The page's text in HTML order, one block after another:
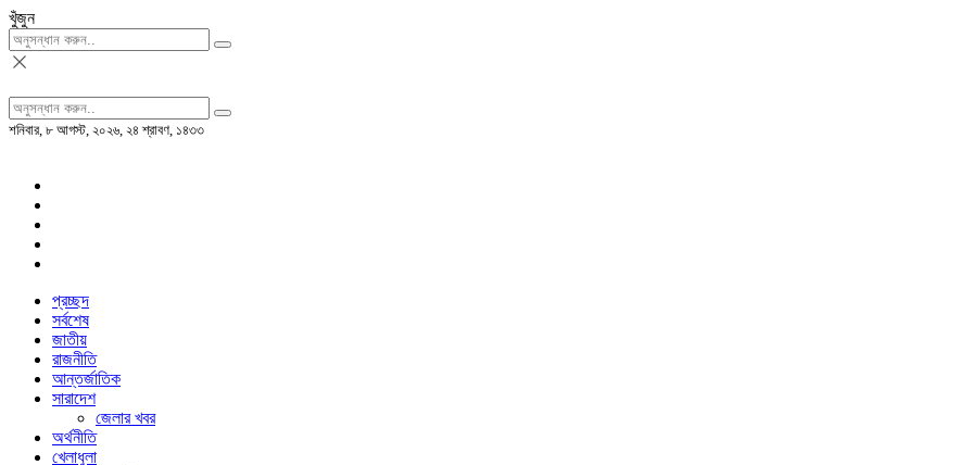
খুঁজুন
শনিবার, ৮ আগস্ট, ২০২৬, ২৪ শ্রাবণ, ১৪৩৩
প্রচ্ছদ
সর্বশেষ
জাতীয়
রাজনীতি
আন্তর্জাতিক
সারাদেশ
জেলার খবর
অর্থনীতি
খেলাধুলা